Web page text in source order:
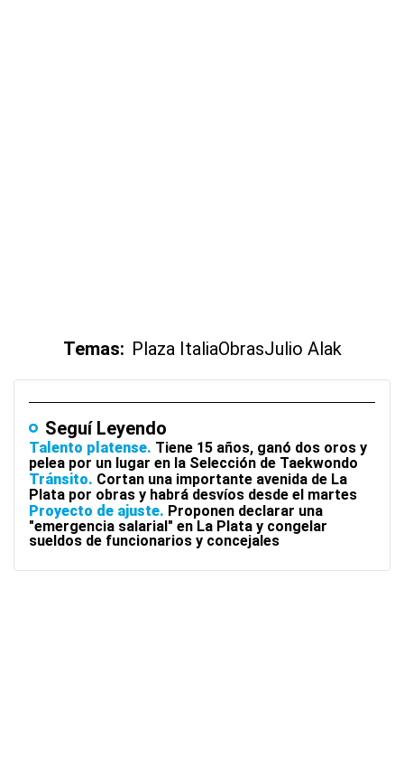
Temas: Plaza ItaliaObrasJulio Alak
Seguí Leyendo
Talento platense Tiene 15 años, ganó dos oros y
pelea por un lugar en la Selección de Taekwondo
Tránsito Cortan una importante avenida de La
Plata por obras y habrá desvíos desde el martes
Proyecto de ajuste Proponen declarar una
"emergencia salarial" en La Plata y congelar
sueldos de funcionarios y concejales